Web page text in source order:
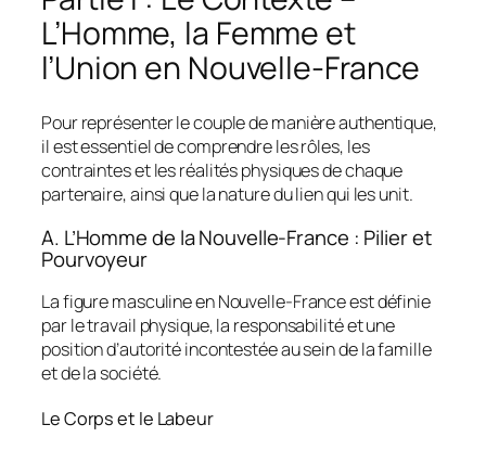
L’Homme, la Femme et
l’Union en Nouvelle-France
Pour représenter le couple de manière authentique,
il est essentiel de comprendre les rôles, les
contraintes et les réalités physiques de chaque
partenaire, ainsi que la nature du lien qui les unit.
A. L’Homme de la Nouvelle-France : Pilier et
Pourvoyeur
La figure masculine en Nouvelle-France est définie
par le travail physique, la responsabilité et une
position d’autorité incontestée au sein de la famille
et de la société.
Le Corps et le Labeur